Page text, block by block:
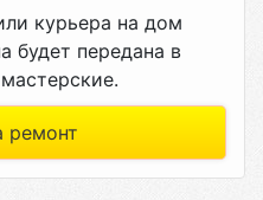
курьера на дом
будет передана в
ремонт